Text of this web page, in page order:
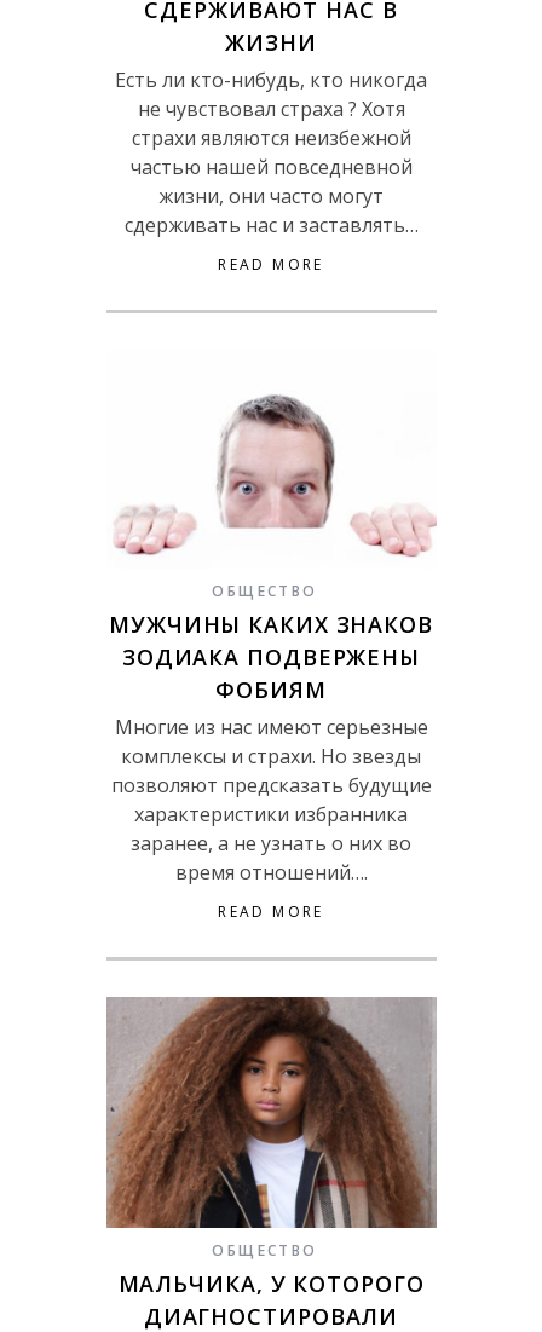
СДЕРЖИВАЮТ НАС В
ЖИЗНИ
Есть ли кто-нибудь, кто никогда
не чувствовал страха ? Хотя
страхи являются неизбежной
частью нашей повседневной
жизни, они часто могут
сдерживать нас и заставлять…
READ MORE
ОБЩЕСТВО
МУЖЧИНЫ КАКИХ ЗНАКОВ
ЗОДИАКА ПОДВЕРЖЕНЫ
ФОБИЯМ
Многие из нас имеют серьезные
комплексы и страхи. Но звезды
позволяют предсказать будущие
характеристики избранника
заранее, а не узнать о них во
время отношений….
READ MORE
ОБЩЕСТВО
МАЛЬЧИКА, У КОТОРОГО
ДИАГНОСТИРОВАЛИ